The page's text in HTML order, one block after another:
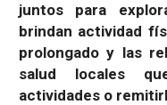
juntos para
brindan actividad
prolongado y las
salud locales
actividades o